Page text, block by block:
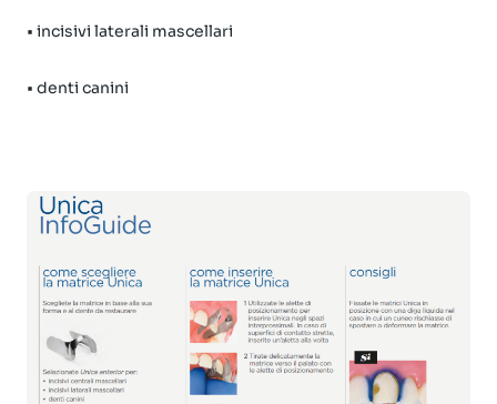
• incisivi laterali mascellari
• denti canini